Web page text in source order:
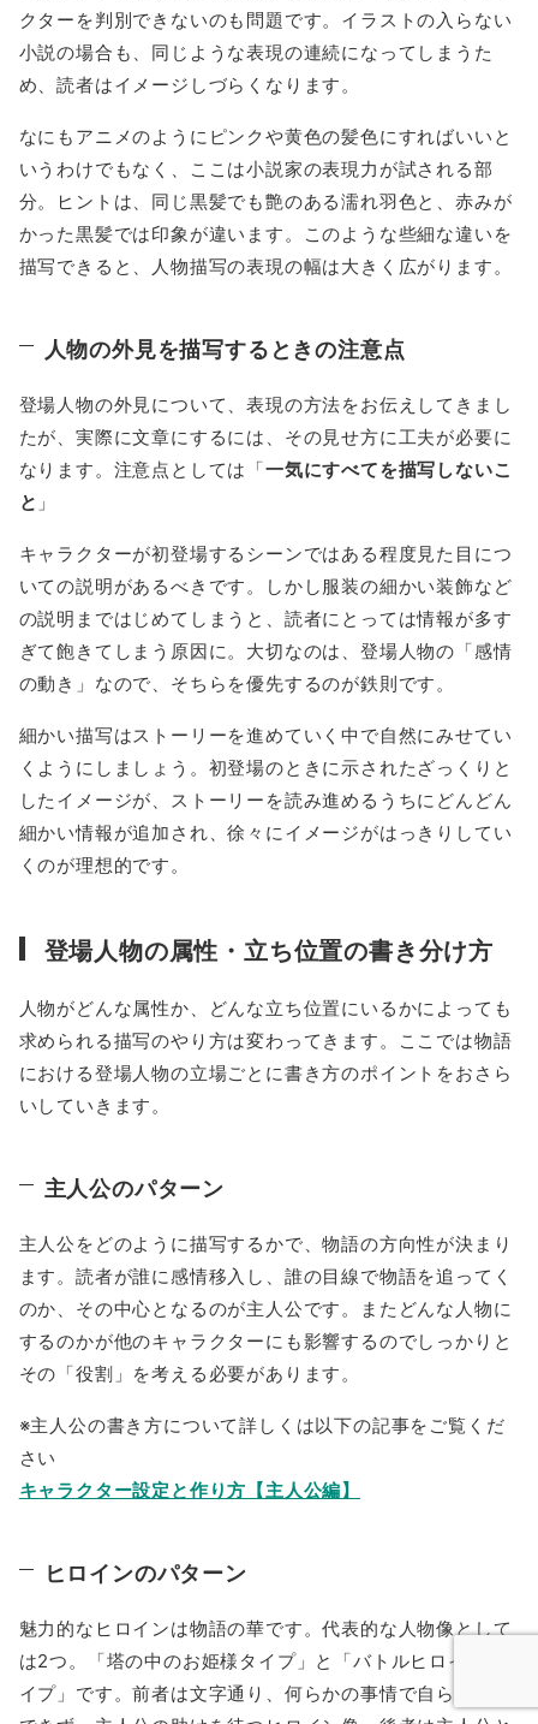
クターを判別できないのも問題です。イラストの入らない
小説の場合も、同じような表現の連続になってしまうた
め、読者はイメージしづらくなります。
なにもアニメのようにピンクや黄色の髪色にすればいいと
いうわけでもなく、ここは小説家の表現力が試される部
分。ヒントは、同じ黒髪でも艶のある濡れ羽色と、赤みが
かった黒髪では印象が違います。このような些細な違いを
描写できると、人物描写の表現の幅は大きく広がります。
人物の外見を描写するときの注意点
登場人物の外見について、表現の方法をお伝えしてきまし
たが、実際に文章にするには、その見せ方に工夫が必要に
なります。注意点としては「一気にすべてを描写しないこ
と 」
キャラクターが初登場するシーンではある程度見た目につ
いての説明があるべきです。しかし服装の細かい装飾など
の説明まではじめてしまうと、読者にとっては情報が多す
ぎて飽きてしまう原因に。大切なのは、登場人物の「感情
の動き」なので、そちらを優先するのが鉄則です。
細かい描写はストーリーを進めていく中で自然にみせてい
くようにしましょう。初登場のときに示されたざっくりと
したイメージが、ストーリーを読み進めるうちにどんどん
細かい情報が追加され、徐々にイメージがはっきりしてい
くのが理想的です。
登場人物の属性・立ち位置の書き分け方
人物がどんな属性か、どんな立ち位置にいるかによっても
求められる描写のやり方は変わってきます。ここでは物語
における登場人物の立場ごとに書き方のポイントをおさら
いしていきます。
主人公のパターン
主人公をどのように描写するかで、物語の方向性が決まり
ます。読者が誰に感情移入し、誰の目線で物語を追ってく
のか、その中心となるのが主人公です。またどんな人物に
するのかが他のキャラクターにも影響するのでしっかりと
その「役割」を考える必要があります。
※主人公の書き方について詳しくは以下の記事をご覧くだ
さい
キャラクター設定と作り方【主人公編】
ヒロインのパターン
魅力的なヒロインは物語の華です。代表的な人物像として
は2つ。「塔の中のお姫様タイプ」と「バトルヒロインタ
イプ」です。前者は文字通り、何らかの事情で自らは行動